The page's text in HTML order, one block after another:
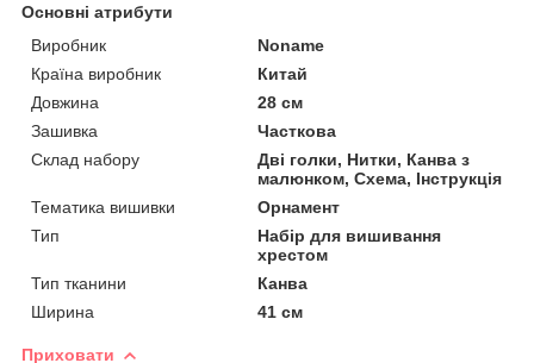
Основні атрибути
Виробник
Noname
Країна виробник
Китай
Довжина
28 см
Зашивка
Часткова
Склад набору
Дві голки, Нитки, Канва з
малюнком, Схема, Інструкція
Тематика вишивки
Орнамент
Тип
Набір для вишивання
хрестом
Тип тканини
Канва
Ширина
41 см
Приховати